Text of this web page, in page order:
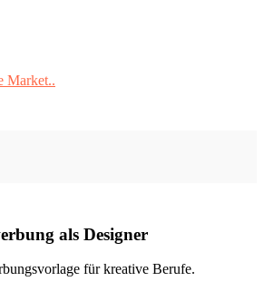
Market..
als Designer
für kreative Berufe.